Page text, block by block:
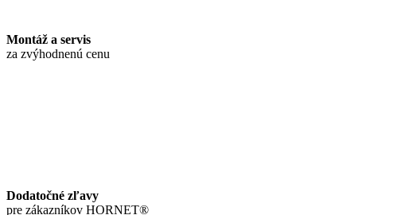
Montáž a servis
za zvýhodnenú cenu
Dodatočné zľavy
pre zákazníkov HORNET®